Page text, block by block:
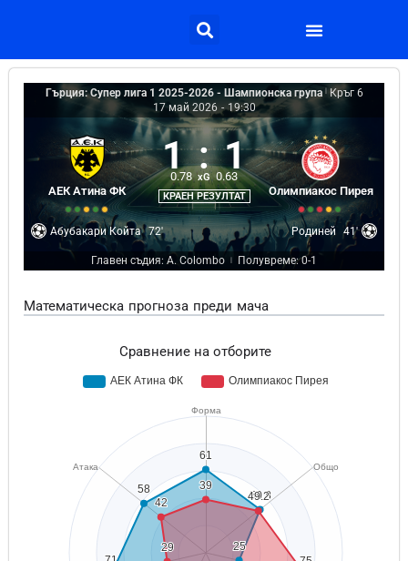
Гърция: Супер лига 1 2025-2026 - Шампионска група
Кръг 6
17 май 2026 - 19:30
АЕК Атина ФК
1 : 1
0.78 xG 0.63
КРАЕН РЕЗУЛТАТ Олимпиакос Пирея
Абубакари Койта 72' Родиней 41'
Главен съдия: A. Colombo Полувреме: 0-1
Математическа прогноза преди мача
Сравнение на отборите